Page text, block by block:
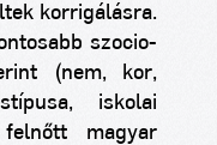
korrigálásra.
szocio-
(nem, kor,
iskolai
magyar